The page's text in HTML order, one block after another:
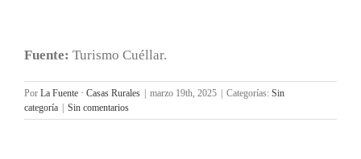
Fuente: Turismo Cuéllar.
Por La Fuente · Casas Rurales | marzo 19th, 2025 | Categorías: Sin
categoría | Sin comentarios